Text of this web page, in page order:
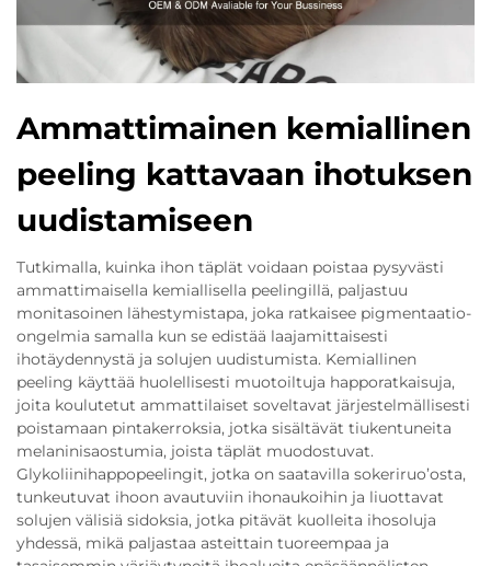
Ammattimainen kemiallinen
peeling kattavaan ihotuksen
uudistamiseen
Tutkimalla, kuinka ihon täplät voidaan poistaa pysyvästi
ammattimaisella kemiallisella peelingillä, paljastuu
monitasoinen lähestymistapa, joka ratkaisee pigmentaatio-
ongelmia samalla kun se edistää laajamittaisesti
ihotäydennystä ja solujen uudistumista. Kemiallinen
peeling käyttää huolellisesti muotoiltuja happoratkaisuja,
joita koulutetut ammattilaiset soveltavat järjestelmällisesti
poistamaan pintakerroksia, jotka sisältävät tiukentuneita
melaninisaostumia, joista täplät muodostuvat.
Glykoliinihappopeelingit, jotka on saatavilla sokeriruo’osta,
tunkeutuvat ihoon avautuviin ihonaukoihin ja liuottavat
solujen välisiä sidoksia, jotka pitävät kuolleita ihosoluja
yhdessä, mikä paljastaa asteittain tuoreempaa ja